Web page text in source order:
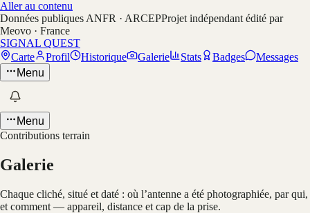
Aller au contenu
Données publiques ANFR · ARCEPProjet indépendant édité par
Meovo · France
SIGNAL QUEST
Carte
Profil Historique Galerie Stats Badges
Messages
Menu
Menu
Contributions terrain
Galerie
Chaque cliché, situé et daté : où l’antenne a été photographiée, par qui,
et comment — appareil, distance et cap de la prise.